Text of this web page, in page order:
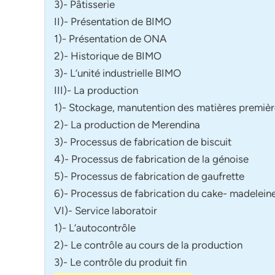
3)- Pâtisserie
II)- Présentation de BIMO
1)- Présentation de ONA
2)- Historique de BIMO
3)- L’unité industrielle BIMO
III)- La production
1)- Stockage, manutention des matières
2)- La production de Merendina
3)- Processus de fabrication de biscuit
4)- Processus de fabrication de la génoise
5)- Processus de fabrication de gaufrette
6)- Processus de fabrication du cake-
VI)- Service laboratoir
1)- L’autocontrôle
2)- Le contrôle au cours de la production
3)- Le contrôle du produit fin